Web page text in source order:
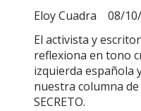
El activista y
reflexiona en tono
izquierda española
nuestra columna de
SECRETO.
08/
Eloy Cuadra